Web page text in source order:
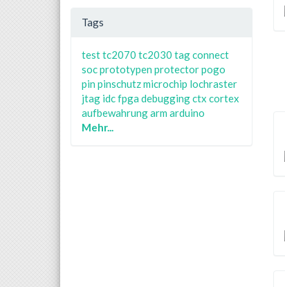
Tags
testtc2070 tc2030 tag connect
socprototypen protectorpogo
pin pinschutzmicrochip lochraster
jtag idcfpga debuggingctx cortex
aufbewahrungarm arduino
Mehr...